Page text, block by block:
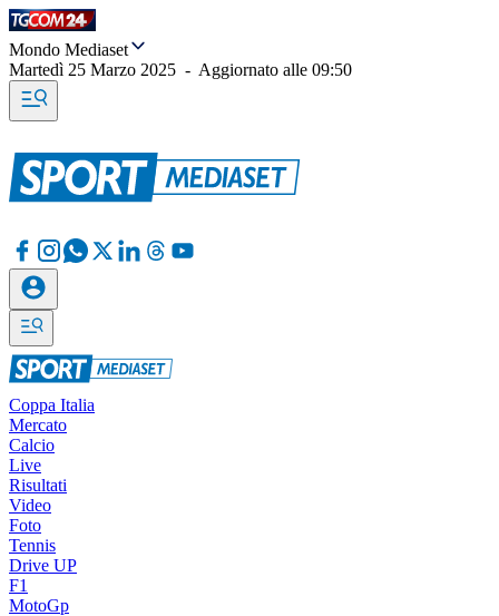
Mondo Mediaset
Martedì 25 Marzo 2025 - Aggiornato alle 09:50
Coppa Italia
Mercato
Calcio
Live
Risultati
Video
Foto
Tennis
Drive UP
F1
MotoGp